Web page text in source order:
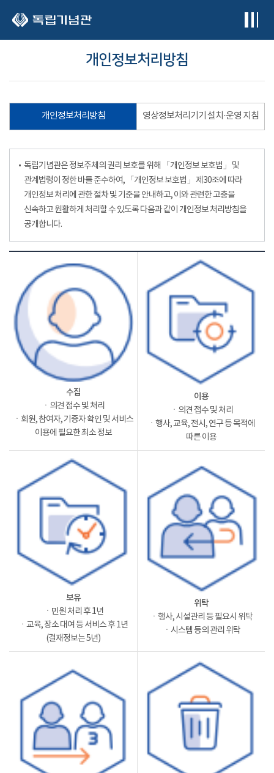
개인정보처리방침
개인정보처리방침 영상정보처리기기 설치·운영 지침
독립기념관은 정보주체의 권리 보호를 위해 「개인정보 보호법」 및
관계법령이 정한 바를 준수하여, 「개인정보 보호법」 제30조에 따라
개인정보 처리에 관한 절차 및 기준을 안내하고, 이와 관련한 고충을
신속하고 원활하게 처리할 수 있도록 다음과 같이 개인정보 처리방침을
공개합니다.
수집
ㆍ의견 접수 및 처리
ㆍ회원, 참여자, 기증자 확인 및 서비스
이용에 필요한 최소 정보
이용
ㆍ의견 접수 및 처리
ㆍ행사, 교육, 전시, 연구 등 목적에
따른 이용
보유
ㆍ민원 처리 후 1년
ㆍ교육, 장소 대여 등 서비스 후 1년
(결재정보는 5년)
위탁
ㆍ행사, 시설관리 등 필요시 위탁
ㆍ시스템 등의 관리 위탁